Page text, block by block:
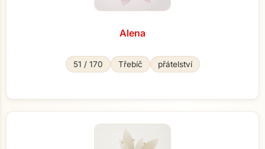
Alena
51 / 170 Třebíč přátelství